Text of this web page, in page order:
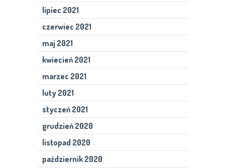
lipiec 2021
czerwiec 2021
maj 2021
kwiecień 2021
marzec 2021
luty 2021
styczeń 2021
grudzień 2020
listopad 2020
październik 2020